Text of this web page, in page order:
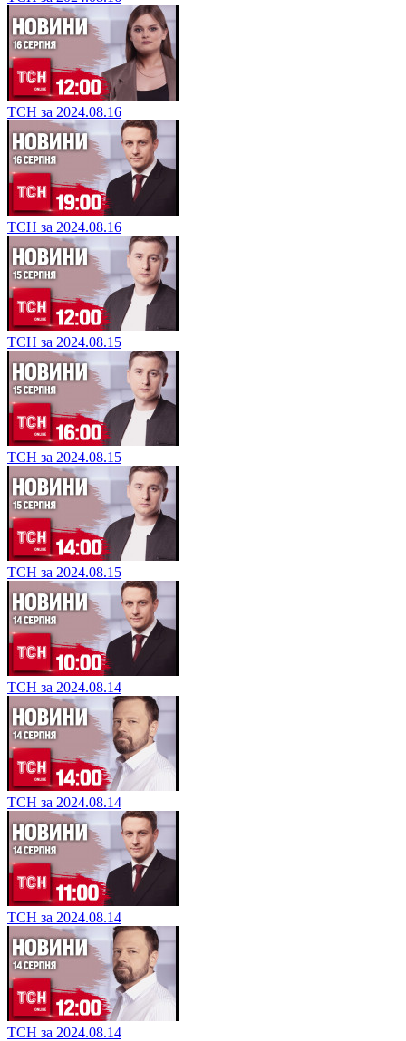
ТСН за 2024.08.16
ТСН за 2024.08.16
ТСН за 2024.08.15
ТСН за 2024.08.15
ТСН за 2024.08.15
ТСН за 2024.08.14
ТСН за 2024.08.14
ТСН за 2024.08.14
ТСН за 2024.08.14